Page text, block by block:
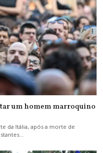
um homem marroquino
da Itália, após a morte de